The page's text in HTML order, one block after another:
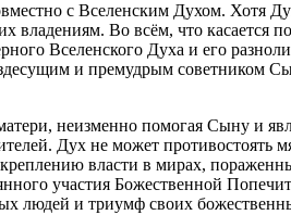
с Вселенским Духом. Хотя
владениям. Во всём, что
Вселенского Духа и его
и премудрым советником
неизменно помогая Сыну и
Дух не может противостоять
власти в мирах,
участия Божественной
людей и триумф своих